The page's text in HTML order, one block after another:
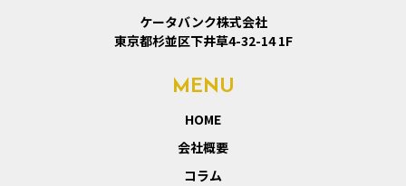
ケータバンク株式会社
東京都杉並区下井草4-32-14 1F
MENU
HOME
会社概要
コラム